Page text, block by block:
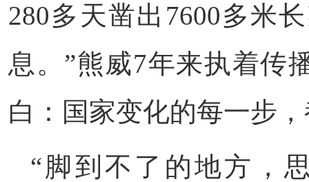
280多天凿出7600多米
息。”熊威7年来执着传
白：国家变化的每一步
“脚到不了的地方，